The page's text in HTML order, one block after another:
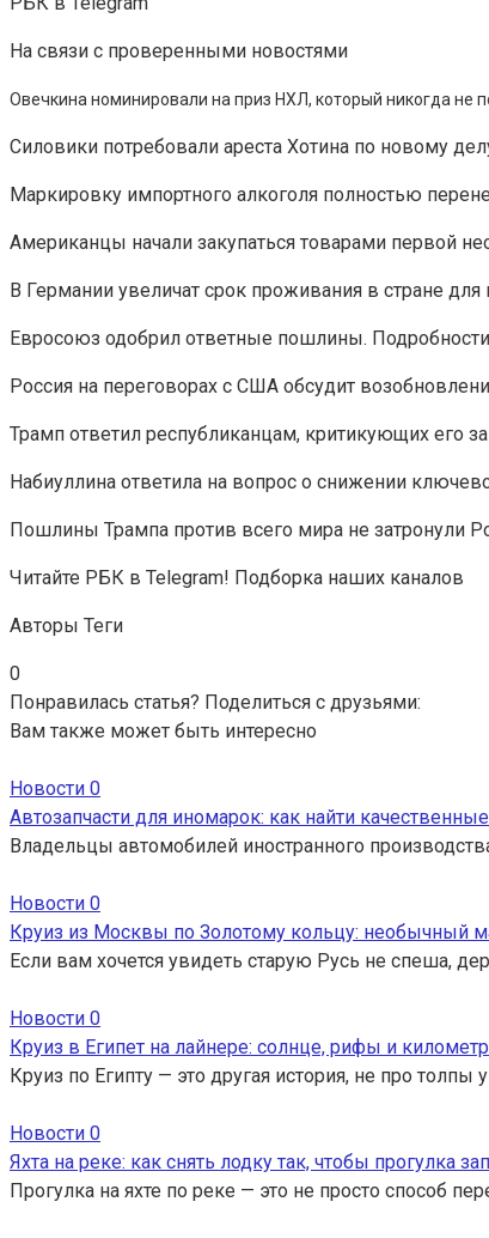
На связи с проверенными новостями
Овечкина номинировали на приз НХЛ, который никогда не
Силовики потребовали ареста Хотина по новому
Маркировку импортного алкоголя полностью
Американцы начали закупаться товарами первой
В Германии увеличат срок проживания в стране
Евросоюз одобрил ответные пошлины. Подробности
Россия на переговорах с США обсудит
Трамп ответил республиканцам, критикующих его
Набиуллина ответила на вопрос о снижении
Пошлины Трампа против всего мира не затронули
Читайте РБК в Telegram! Подборка наших каналов
Авторы Теги
0
Понравилась статья? Поделиться с друзьями:
Вам также может быть интересно
Новости 0
Автозапчасти для иномарок: как найти
Владельцы автомобилей иностранного
Новости 0
Круиз из Москвы по Золотому кольцу: необычный
Если вам хочется увидеть старую Русь не спеша,
Новости 0
Круиз в Египет на лайнере: солнце, рифы и
Круиз по Египту — это другая история, не про толпы
Новости 0
Яхта на реке: как снять лодку так, чтобы прогулка
Прогулка на яхте по реке — это не просто способ